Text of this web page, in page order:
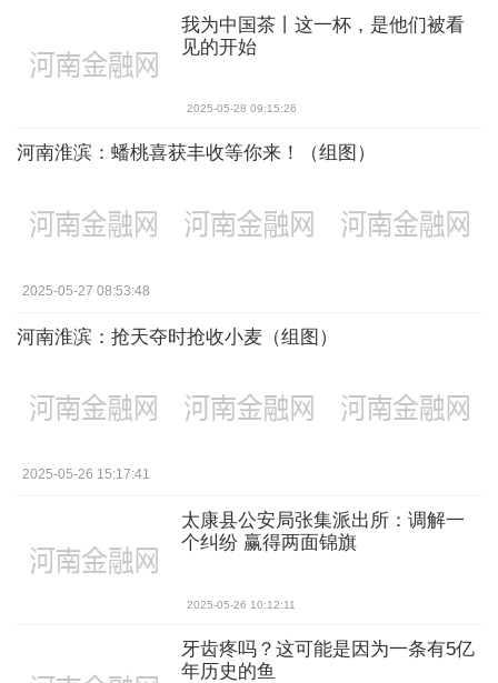
我为中国茶丨这一杯，是他们被看
见的开始
2025-05-28 09:15:26
河南淮滨：蟠桃喜获丰收等你来！（组图）
2025-05-27 08:53:48
河南淮滨：抢天夺时抢收小麦（组图）
2025-05-26 15:17:41
太康县公安局张集派出所：调解一
个纠纷 赢得两面锦旗
2025-05-26 10:12:11
牙齿疼吗？这可能是因为一条有5亿
年历史的鱼